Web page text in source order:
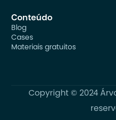
Conteúdo
Blog
Cases
Materiais gratuitos
Copyright © 2024